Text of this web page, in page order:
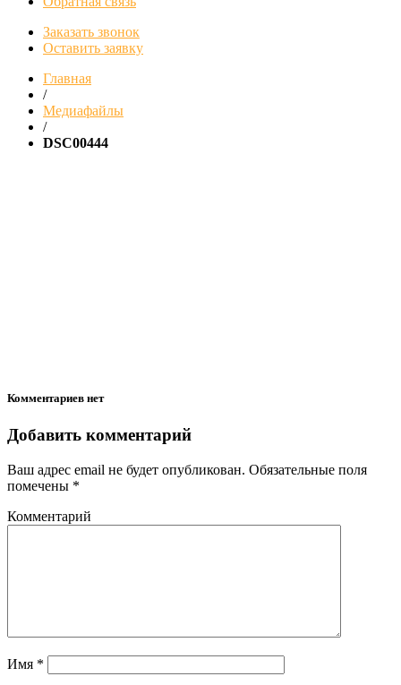
Заказать звонок
Оставить заявку
Главная
/
Медиафайлы
/
DSC00444
Комментариев нет
Добавить комментарий
Ваш адрес email не будет опубликован. Обязательные поля
помечены *
Комментарий
Имя *